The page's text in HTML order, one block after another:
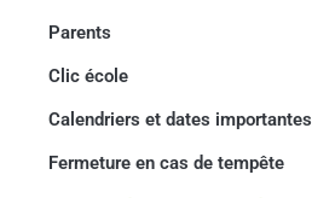
Parents
Clic école
Calendriers et dates importantes
Fermeture en cas de tempête